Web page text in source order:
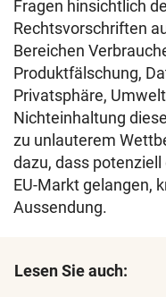
Fragen hinsichtlich
Rechtsvorschriften
Bereichen
Produktfälschung,
Privatsphäre,
Nichteinhaltung
zu unlauterem
dazu, dass
EU-Markt gelangen,
Aussendung.
Lesen Sie auch: